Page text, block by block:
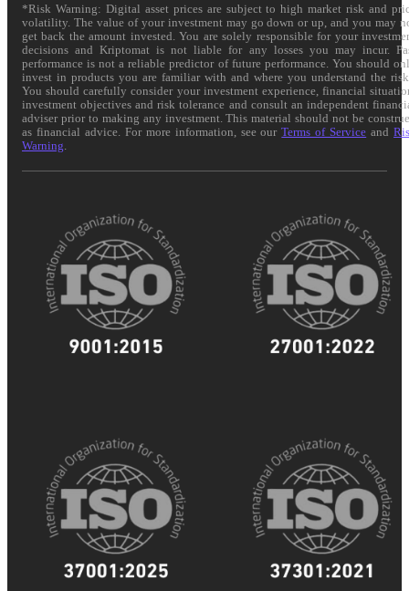
*Risk Warning: Digital asset prices are subject to high market risk and
volatility. The value of your investment may go down or up, and you may
get back the amount invested. You are solely responsible for your
decisions and Kriptomat is not liable for any losses you may incur.
performance is not a reliable predictor of future performance. You should
invest in products you are familiar with and where you understand the
You should carefully consider your investment experience, financial
investment objectives and risk tolerance and consult an independent
adviser prior to making any investment. This material should not be
as financial advice. For more information, see ourTerms of Service and
Warning